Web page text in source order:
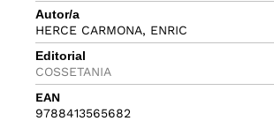
Autor/a
HERCE CARMONA, ENRIC
Editorial
COSSETANIA
EAN
9788413565682